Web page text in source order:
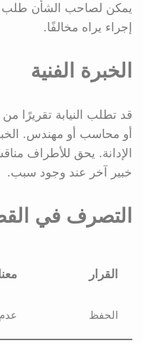
يمكن لصاحب الشأن طلب
إجراء يراه مخالفًا.
الخبرة الفنية
قد تطلب النيابة تقريرًا
أو محاسب أو مهندس.
الإدانة. يحق للأطراف
خبير آخر عند وجود سبب.
التصرف في
القرار
الحفظ